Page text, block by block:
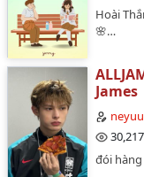
May
sẵn
đã trở
Hoài
🌸…
James
30,217
đói